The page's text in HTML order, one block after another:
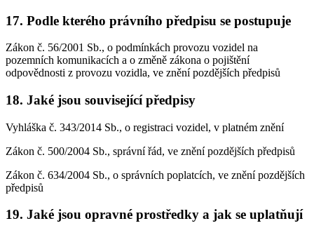
17. Podle kterého právního předpisu se postupuje
Zákon č. 56/2001 Sb., o podmínkách provozu vozidel na
pozemních komunikacích a o změně zákona o pojištění
odpovědnosti z provozu vozidla, ve znění pozdějších předpisů
18. Jaké jsou související předpisy
Vyhláška č. 343/2014 Sb., o registraci vozidel, v platném znění
Zákon č. 500/2004 Sb., správní řád, ve znění pozdějších předpisů
Zákon č. 634/2004 Sb., o správních poplatcích, ve znění pozdějších
předpisů
19. Jaké jsou opravné prostředky a jak se uplatňují